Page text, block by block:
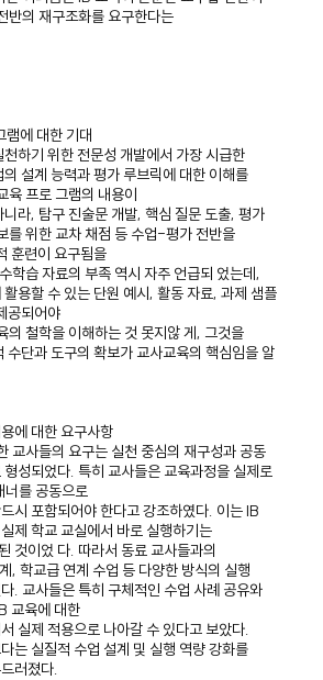
반의 재구조화를 요구한다는
에 대한 기대
하기 위한 전문성 개발에서 가장 시급한
설계 능력과 평가 루브릭에 대한 이해를
육 프로 그램의 내용이
라, 탐구 진술문 개발, 핵심 질문 도출, 평가
를 위한 교차 채점 등 수업-평가 전반을
훈련이 요구됨을
학습 자료의 부족 역시 자주 언급되 었는데,
용할 수 있는 단원 예시, 활동 자료, 과제 샘플
공되어야
의 철학을 이해하는 것 못지않 게, 그것을
수단과 도구의 확보가 교사교육의 핵심임을 알
에 대한 요구사항
교사들의 요구는 실천 중심의 재구성과 공동
성되었다. 특히 교사들은 교육과정을 실제로
너를 공동으로
시 포함되어야 한다고 강조하였다. 이는 IB
제 학교 교실에서 바로 실행하기는
것이었 다. 따라서 동료 교사들과의
, 학교급 연계 수업 등 다양한 방식의 실행
. 교사들은 특히 구체적인 수업 사례 공유와
교육에 대한
실제 적용으로 나아갈 수 있다고 보았다.
는 실질적 수업 설계 및 실행 역량 강화를
러졌다.